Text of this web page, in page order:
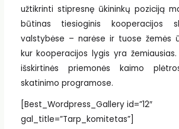
užtikrinti stipresnę ūkininkų poziciją
būtinas tiesioginis kooperacijos
valstybėse – narėse ir tuose žemės
kur kooperacijos lygis yra
išskirtinės priemonės kaimo
skatinimo programose.
[Best_Wordpress_Gallery id=”12″
gal_title=”Tarp_komitetas”]